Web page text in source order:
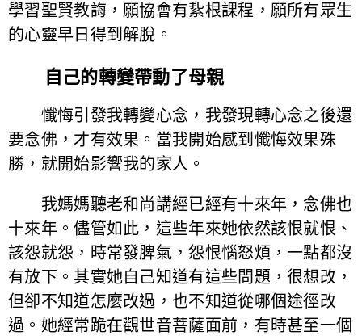
學習聖賢教誨，願協會有紥根課程，願所有眾生
的心靈早日得到解脫。
自己的轉變帶動了母親
懺悔引發我轉變心念，我發現轉心念之後還
要念佛，才有效果。當我開始感到懺悔效果殊
勝，就開始影響我的家人。
我媽媽聽老和尚講經已經有十來年，念佛也
十來年。儘管如此，這些年來她依然該恨就恨、
該怨就怨，時常發脾氣，怨恨惱怒煩，一點都沒
有放下。其實她自己知道有這些問題，很想改，
但卻不知道怎麼改過，也不知道從哪個途徑改
過。她經常跪在觀世音菩薩面前，有時甚至一個